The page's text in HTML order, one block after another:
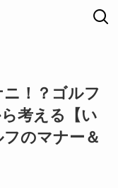
ニ！？ゴルフ
考える【い
のマナー＆